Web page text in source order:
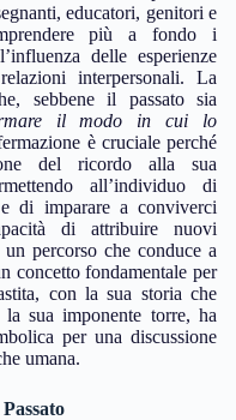
educatori, genitori e
più a fondo i
delle esperienze
interpersonali. La
sebbene il passato sia
il modo in cui lo
è cruciale perché
del ricordo alla sua
all’individuo di
di imparare a conviverci
di attribuire nuovi
percorso che conduce a
concetto fondamentale per
con la sua storia che
sua imponente torre, ha
per una discussione
umana.